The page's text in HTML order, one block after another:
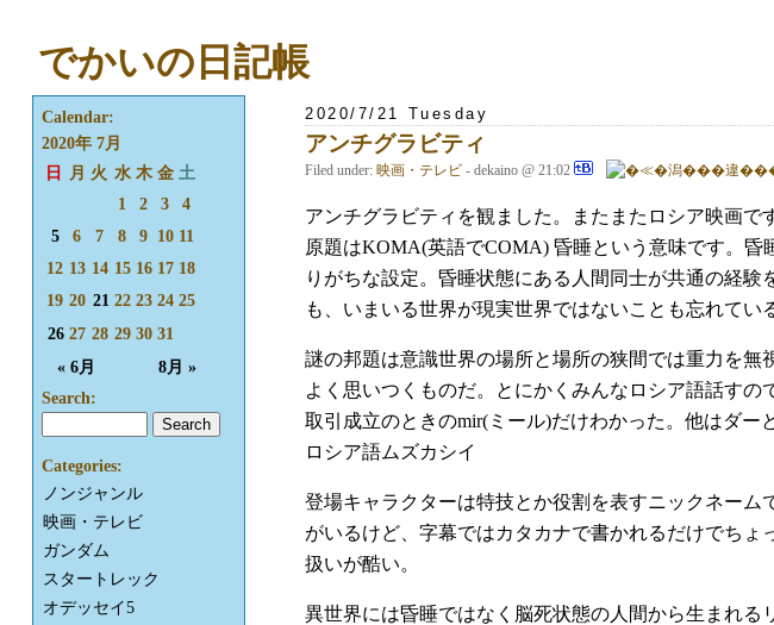
でかいの日記帳
2020/7/21 Tuesday
アンチグラビティ
Filed under: 映画・テレビ - dekaino @ 21:02
アンチグラビティを観ました。またまたロシア映画
原題はKOMA(英語でCOMA) 昏睡という意味です。
りがちな設定。昏睡状態にある人間同士が共通の経
も、いまいる世界が現実世界ではないことも忘れてい
謎の邦題は意識世界の場所と場所の狭間では重力を無
よく思いつくものだ。とにかくみんなロシア語話すの
取引成立のときのmir(ミール)だけわかった。他はダー
ロシア語ムズカシイ
登場キャラクターは特技とか役割を表すニックネー
がいるけど、字幕ではカタカナで書かれるだけでち
扱いが酷い。
異世界には昏睡ではなく脳死状態の人間から生まれる
Calendar:
2020年 7月
日
月 火 水 木 金 土
« 6月 8月 »
1 2 3
4
5
6 7 8 9 10 11
12 13 14 15 16 17 18
19 20 21 22 23 24 25
26 27 28 29 30 31
Search:
Categories:
ノンジャンル
映画・テレビ
ガンダム
スタートレック
オデッセイ5